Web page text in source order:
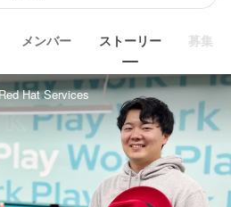
メンバー ストーリー 募集
Hat Services